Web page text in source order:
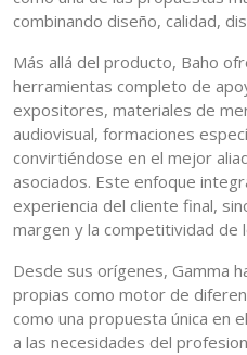
combinando diseño, calidad,
Más allá del producto, Baho
herramientas completo de
expositores, materiales de
audiovisual, formaciones
convirtiéndose en el mejor
asociados. Este enfoque
experiencia del cliente final,
margen y la competitividad de
Desde sus orígenes, Gamma
propias como motor de
como una propuesta única en
a las necesidades del